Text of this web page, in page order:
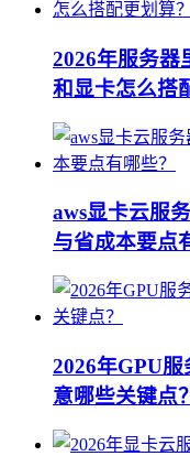
2026年服务器
和显卡怎么搭
aws显卡云服
与省成本要点
2026年GPU
意哪些关键点？